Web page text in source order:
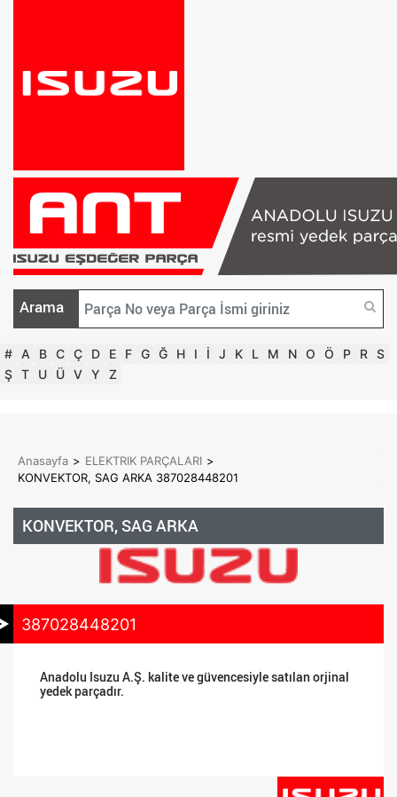
Arama
# A B C Ç D E F G Ğ H I İ J K L M N O Ö P R S
Ş T U Ü V Y Z
Anasayfa > ELEKTRIK PARÇALARI >
KONVEKTOR, SAG ARKA 387028448201
KONVEKTOR, SAG ARKA
387028448201
Anadolu Isuzu A.Ş. kalite ve güvencesiyle satılan orjinal
yedek parçadır.